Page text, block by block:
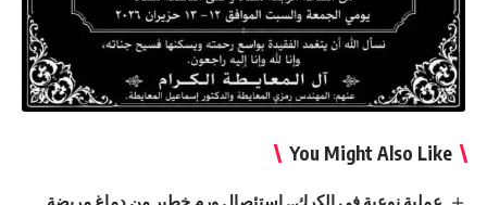
You Might Also Like
عملية نوعية في الكرك.. استئصال ورم خطير من دماغ مريضة